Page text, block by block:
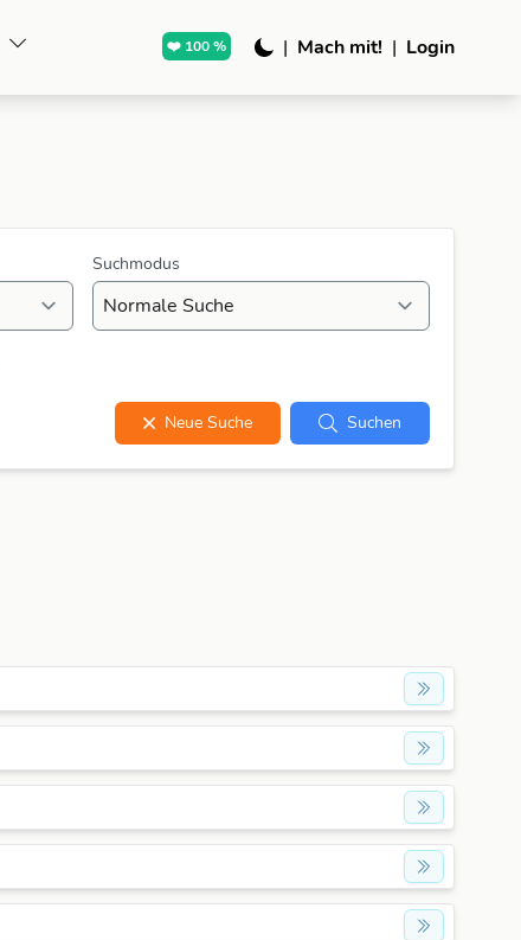
❤️ 100 % | Mach mit! | Login
Suchmodus
Neue Suche Suchen